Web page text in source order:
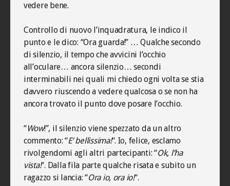
vedere bene.
Controllo di nuovo l’inquadratura, le indico il
punto e le dico: “Ora guarda!” … Qualche secondo
di silenzio, il tempo che avvicini l’occhio
all’oculare… ancora silenzio… secondi
interminabili nei quali mi chiedo ogni volta se stia
davvero riuscendo a vedere qualcosa o se non ha
ancora trovato il punto dove posare l’occhio.
“Wow!”, il silenzio viene spezzato da un altro
commento: “E’ bellissima!“. Io, felice, esclamo
rivolgendomi agli altri partecipanti: “Ok, l’ha
vista!“. Dalla fila parte qualche risata e subito un
ragazzo si lancia: “Ora io, ora io!“.